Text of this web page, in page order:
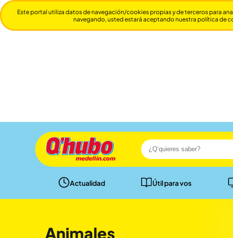
Actualidad Útil para vos
Animales
Este portal utiliza datos de navegación/cookies propias y de terceros para
navegando, usted estará aceptando nuestra política de